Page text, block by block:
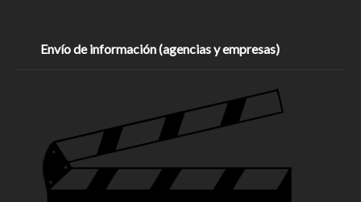
Envío de información (agencias y empresas)